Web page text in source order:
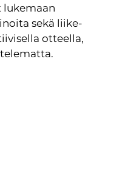
lukemaan
sekä liike-
otteella,